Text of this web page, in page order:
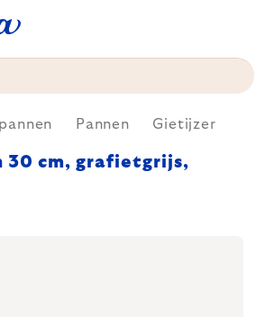
Pannen Gietijzer
30 cm, grafietgrijs,